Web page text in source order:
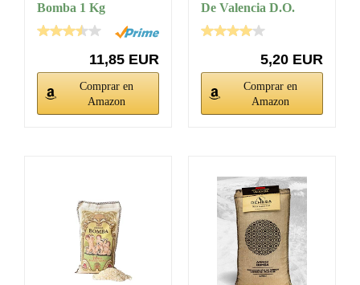
Bomba 1 Kg
11,85 EUR
Comprar en
Amazon
De Valencia D.O.
Protegido 1Kg.
5,20 EUR
Comprar en
Amazon